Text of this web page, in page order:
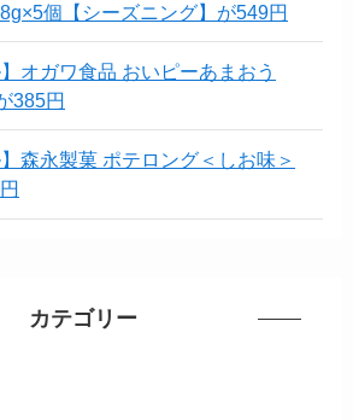
個【シーズニング】が549円
オガワ食品 おいピーあまおう
385円
森永製菓 ポテロング＜しお味＞
カテゴリー